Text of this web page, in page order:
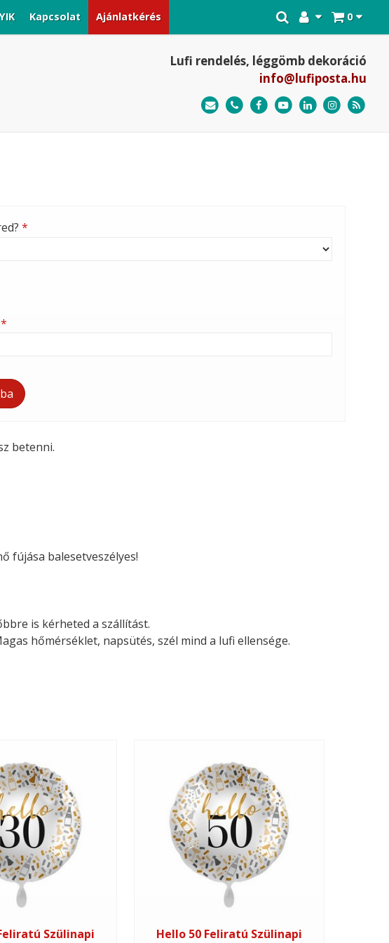
0
Kapcsolat Ajánlatkérés
Lufi rendelés, léggömb dekoráció
info@lufiposta.hu
*
*
betenni.
fújása balesetveszélyes!
is kérheted a szállítást.
hőmérséklet, napsütés, szél mind a lufi ellensége.
Szülinapi
Hello 50 Feliratú Szülinapi